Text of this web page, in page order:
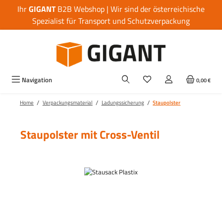
Zum Hauptinhalt springen
IhrGIGANTB2B Webshop | Wir sind der österreichische
Spezialist für Transport und Schutzverpackung
Navigation 0,00 €
Home / Verpackungsmaterial / Ladungssicherung / Staupolster
Staupolster mit Cross-Ventil
Bildergalerie überspringen